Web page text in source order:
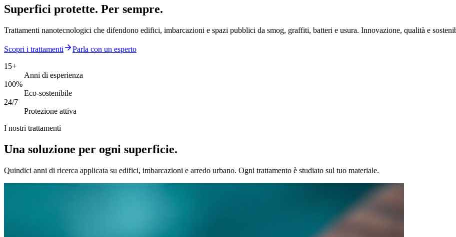
Superfici protette. Per sempre.
Trattamenti nanotecnologici che difendono edifici, imbarcazioni e spazi pubblici da smog, graffiti, batteri e usura. Innovazione, qualità e
Scopri i trattamenti
Parla con un esperto
15+
Anni di esperienza
100%
Eco-sostenibile
24/7
Protezione attiva
I nostri trattamenti
Una soluzione per ogni superficie.
Quindici anni di ricerca applicata su edifici, imbarcazioni e arredo urbano. Ogni trattamento è studiato sul tuo materiale.